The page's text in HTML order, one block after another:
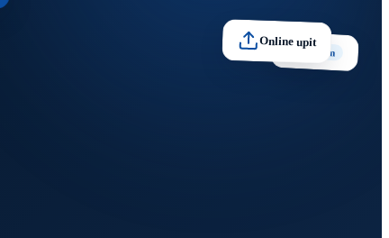
Premium
Online upit